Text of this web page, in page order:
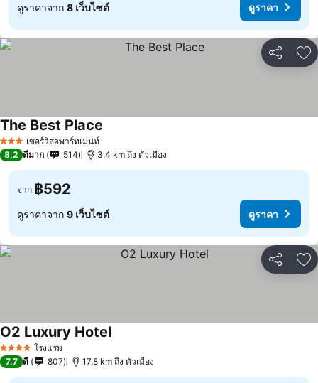
ดูราคาจาก 8 เว็บไซต์ ดูราคา
แชร์ เ
3 ดาว เซอร์วิสอพาร์ทเมนท์
The Best Place
8.2 ดีมาก 514 3.4 km ถึง ตัวเมือง
จาก ฿592
ดูราคาจาก 9 เว็บไซต์ ดูราคา
แชร์ เ
4 ดาว โรงแรม
O2 Luxury Hotelดูราคา
7.7 ดี 807 17.8 km ถึง ตัวเมือง